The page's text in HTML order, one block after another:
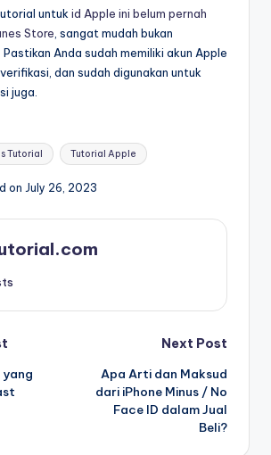
untuk id Apple ini belum pernah
Store , sangat mudah bukan
Anda sudah memiliki akun Apple
dan sudah digunakan untuk
juga.
Tutorial Tutorial Apple
on July 26, 2023
Next Post
Apa Arti dan Maksud
dari iPhone Minus / No
Face ID dalam Jual
Beli?